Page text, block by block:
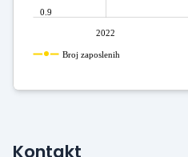
2022
0.9
Broj zaposlenih
Kontakt